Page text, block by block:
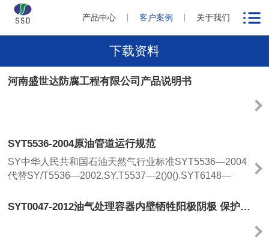
产品中心 客户案例 关于我们
下载资料
河南盛世达防腐工程有限公司产品说明书
SYT5536-2004原油管道运行规范
SY中华人民共和国石油天然气行业标准SYT5536—2004
代替SY/T5536—2002,SY.T5537—2()0().SYT6148—
Theoeratioregulatioofcrudeoilielie2004—07-03发布国家SYT0047-2012油气处理容器内壁牺牲阳极阴极 保护技术规范